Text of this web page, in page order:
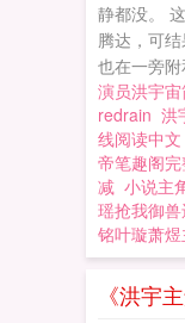
静都没。
腾达，可
也在一旁
演员洪宇
redrain 洪
线阅读中文
帝笔趣阁
减 小说主
瑶抢我御
铭叶璇萧
《洪宇